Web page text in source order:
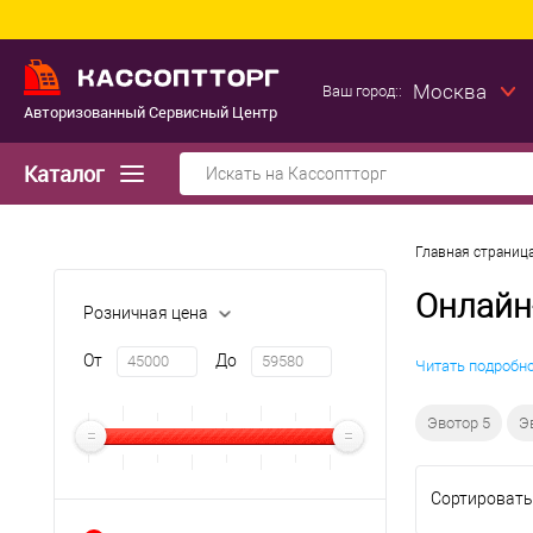
Авторизованный Сервисный Центр
Ваш город:: Москва
Каталог
Розничная цена
От До
Главная
Читать
Эвотор 5